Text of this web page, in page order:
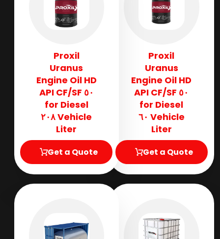
Proxil
Uranus
Engine Oil HD
٥٠ API CF/SF
for Diesel
Vehicle ٦٠
Liter
Get a Quote
Proxil
Uranus
Engine Oil HD
٥٠ API CF/SF
for Diesel
Vehicle ٢٠٨
Liter
Get a Quote